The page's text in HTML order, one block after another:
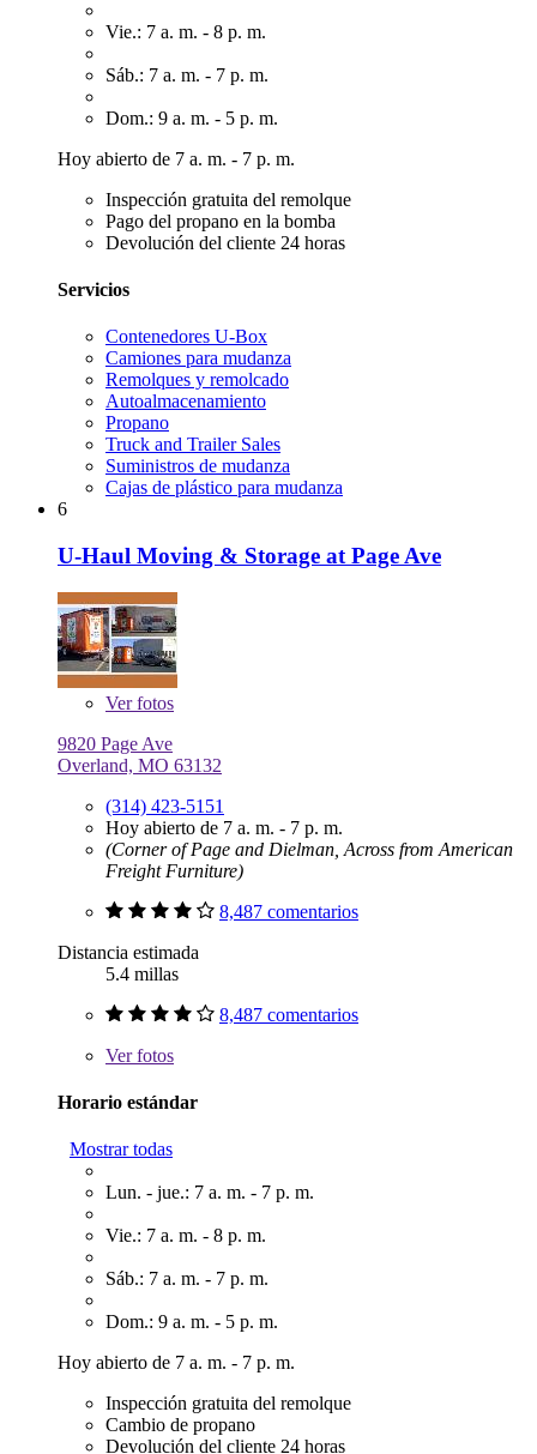
Vie.: 7 a. m. - 8 p. m.
Sáb.: 7 a. m. - 7 p. m.
Dom.: 9 a. m. - 5 p. m.
Hoy abierto de 7 a. m. - 7 p. m.
Inspección gratuita del remolque
Pago del propano en la bomba
Devolución del cliente 24 horas
Servicios
Contenedores U-Box
Camiones para mudanza
Remolques y remolcado
Autoalmacenamiento
Propano
Truck and Trailer Sales
Suministros de mudanza
Cajas de plástico para mudanza
6
U-Haul Moving & Storage at Page Ave
Verfotos
9820 Page Ave
Overland, MO 63132
(314) 423-5151
Hoy abierto de 7 a. m. - 7 p. m.
(Corner of Page and Dielman, Across from American
Freight Furniture)
8,487 comentarios
Distancia estimada
5.4 millas
8,487 comentarios
Verfotos
Horario estándar
Mostrar todas
Lun. - jue.: 7 a. m. - 7 p. m.
Vie.: 7 a. m. - 8 p. m.
Sáb.: 7 a. m. - 7 p. m.
Dom.: 9 a. m. - 5 p. m.
Hoy abierto de 7 a. m. - 7 p. m.
Inspección gratuita del remolque
Cambio de propano
Devolución del cliente 24 horas